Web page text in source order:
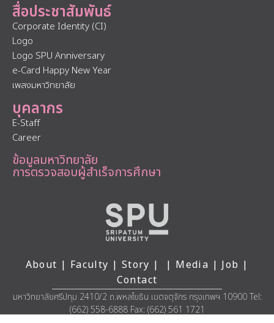
สื่อประชาสัมพันธ์
Corporate Identity (CI)
Logo
Logo SPU Anniversary
e-Card Happy New Year
เพลงมหาวิทยาลัย
บุคลากร
E-Staff
Career
ข้อมูลมหาวิทยาลัย
การตรวจสอบผู้สำเร็จการศึกษา
About | Faculty | Story | | Media | Job |
Contact
มหาวิทยาลัยศรีปทุม 2410/2 ถ.พหลโยธิน เขตจตุจักร กรุงเทพฯ 10900 Tel:
(662) 558-6888 Fax: (662) 561 1721